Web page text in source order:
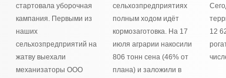
стартовала уборочная
кампания. Первыми из
наших
сельхозпредприятий на
жатву выехали
механизаторы ООО
сельхозпредприятиях
полным ходом идёт
кормозаготовка. На 17
июля аграрии накосили
806 тонн сена (46% от
плана) и заложили в
12